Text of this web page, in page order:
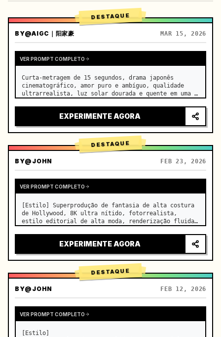
DESTAQUE
BY@AIGC｜阳家豪 MAR 15, 2026
VER PROMPT COMPLETO
Curta-metragem de 15 segundos, drama japonês
cinematográfico, amor puro e ambíguo, qualidade
ultrarrealista, luz solar dourada e quente em uma
minúsculas partículas de po…
EXPERIMENTE AGORA
DESTAQUE
BY@JOHN FEB 23, 2026
VER PROMPT COMPLETO
[Estilo] Superprodução de fantasia de alta costura
de Hollywood, 8K ultra nítido, fotorrealista,
estilo editorial de alta moda, renderização fluida
segundos. [Cena] Um Salar de Uyuni (Espelho do Céu)
infinito e real…EXPERIMENTE AGORA
DESTAQUE
BY@JOHN FEB 12, 2026
VER PROMPT COMPLETO
[Estilo]